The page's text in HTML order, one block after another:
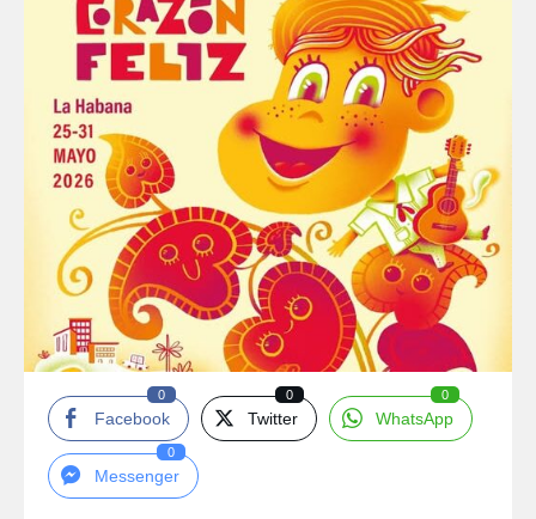
Facebook
0
Twitter
0
WhatsApp
0
Messenger
0